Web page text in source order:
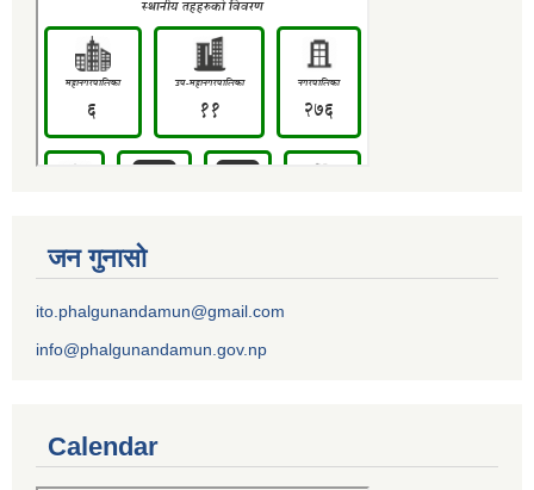
जन गुनासो
ito.phalgunandamun@gmail.com
info@phalgunandamun.gov.np
Calendar